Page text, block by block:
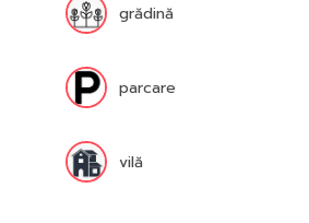
grădină
parcare
vilă